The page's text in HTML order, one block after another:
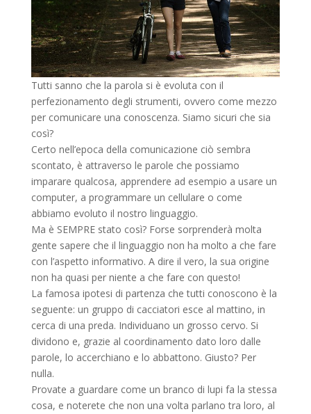
Tutti sanno che la parola si è evoluta con il
perfezionamento degli strumenti, ovvero come mezzo
per comunicare una conoscenza. Siamo sicuri che sia
così?
Certo nell’epoca della comunicazione ciò sembra
scontato, è attraverso le parole che possiamo
imparare qualcosa, apprendere ad esempio a usare un
computer, a programmare un cellulare o come
abbiamo evoluto il nostro linguaggio.
Ma è SEMPRE stato così? Forse sorprenderà molta
gente sapere che il linguaggio non ha molto a che fare
con l’aspetto informativo. A dire il vero, la sua origine
non ha quasi per niente a che fare con questo!
La famosa ipotesi di partenza che tutti conoscono è la
seguente: un gruppo di cacciatori esce al mattino, in
cerca di una preda. Individuano un grosso cervo. Si
dividono e, grazie al coordinamento dato loro dalle
parole, lo accerchiano e lo abbattono. Giusto? Per
nulla.
Provate a guardare come un branco di lupi fa la stessa
cosa, e noterete che non una volta parlano tra loro, al